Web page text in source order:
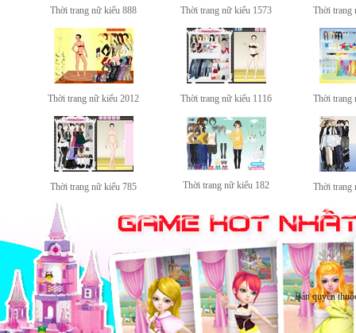
Thời trang nữ kiểu 888 Thời trang nữ kiểu 1573 Thời trang
Thời trang nữ kiểu 2012 Thời trang nữ kiểu 1116 Thời trang
Thời trang nữ kiểu 785 Thời trang nữ kiểu 182 Thời trang
Bản quyền